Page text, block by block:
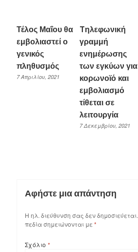
Τέλος Μαΐου θα
εμβολιαστεί ο
γενικός
πληθυσμός
7 Απριλίου, 2021
Tηλεφωνική
γραμμή
ενημέρωσης
των εγκύων για
κορωνοϊό και
εμβολιασμό
τίθεται σε
λειτουργία
7 Δεκεμβρίου, 2021
Αφήστε μια απάντηση
Η ηλ. διεύθυνση σας δεν δημοσιεύεται.
πεδία σημειώνονται με *
Σχόλιο *